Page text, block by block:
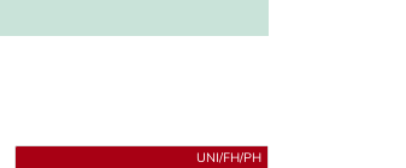
UNI/FH/PH